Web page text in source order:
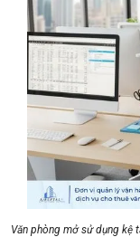
Văn phòng mở sử dụng kệ